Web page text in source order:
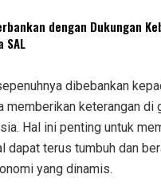
dengan Dukungan
SAL
dibebankan
memberikan keterangan di
Hal ini penting untuk
dapat terus tumbuh dan
yang dinamis.